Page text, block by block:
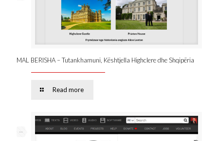
MAL BERISHA – Tutankhamuni, Kështjella Highclere dhe Shqipëria
Read more
--